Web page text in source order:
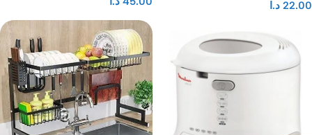
22.00 د.ا